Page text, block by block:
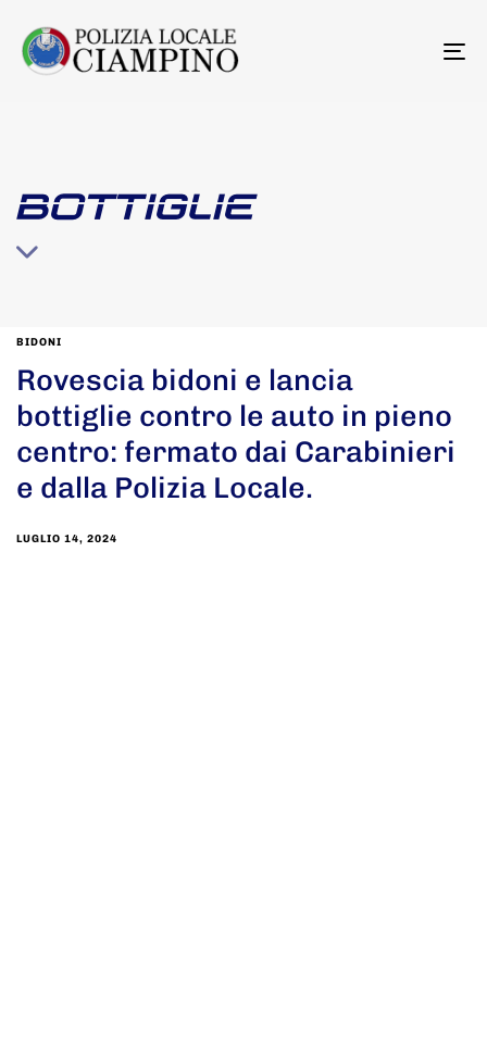
BOTTIGLIE
BIDONI
Rovescia bidoni e lancia
bottiglie contro le auto in pieno
centro: fermato dai Carabinieri
e dalla Polizia Locale.
LUGLIO 14, 2024